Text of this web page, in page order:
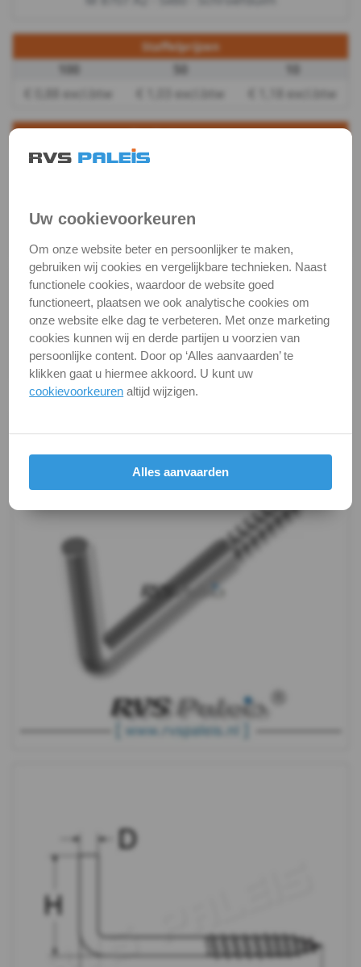
&
Pluggen
Fittingen
Metaalbewerking
Bits
toebehoren
Kabel,
ketting,
toebeh.
Touw
Seilflechter
Staffelprijzen
100 50
€ 0,88 excl.btw
€ 1,03 excl.btw € 1,18 excl.btw
Productnaam
DIN / Artikelnummer
Kwaliteit
A2 ( RVS / INOX )
Alle maten zijn in millimeters.
Foto's van producten zijn alleen illustraties en
kunnen soms afwijken van het werkelijke object. Het
verandert niets aan hun fundamentele
eigenschappen.
Productafbeeldingen
Uw cookievoorkeuren
Om onze website beter en persoonlijker te maken,
gebruiken wij cookies en vergelijkbare technieken. Naast
functionele cookies, waardoor de website goed
functioneert, plaatsen we ook analytische cookies om
onze website elke dag te verbeteren. Met onze marketing
cookies kunnen wij en derde partijen u voorzien van
persoonlijke content. Door op ‘Alles aanvaarden’ te
klikken gaat u hiermee akkoord. U kunt uw
cookievoorkeuren altijd wijzigen.
Alles aanvaarden